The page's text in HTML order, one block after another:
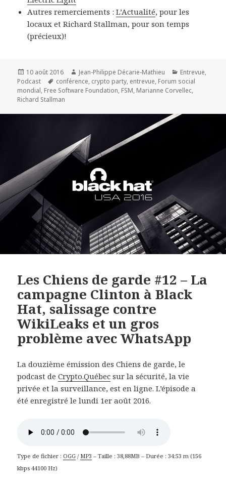
Autres remerciements :L’Actualité, pour les
locaux et Richard Stallman, pour son temps
(précieux)!
Publié
le
10 août 2016 Auteur
Jean-Philippe Décarie-Mathieu Catégories
Entrevue,
Podcast
Mots-
clés
conférence, crypto party, entrevue, Forum social
mondial, Free Software Foundation, FSM, Marianne Corvellec,
Richard Stallman
Les Chiens de garde #12 – La
campagne Clinton à Black
Hat, salissage contre
WikiLeaks et un gros
problème avec WhatsApp
La douzième émission des Chiens de garde, le
podcast deCrypto.Québec sur la sécurité, la vie
privée et la surveillance, est en ligne. L’épisode a
été enregistré le lundi 1er août 2016.
Type de fichier : OGG / MP3 – Taille : 38,88MB – Durée : 34:53 m (156
kbps 44100 Hz)